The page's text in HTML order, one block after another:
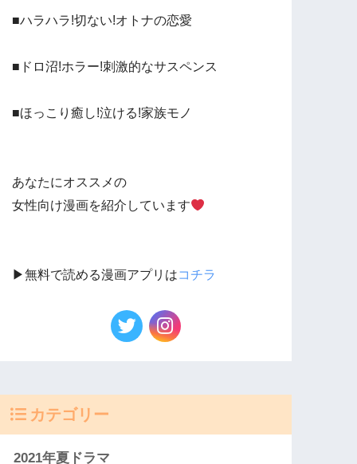
■ハラハラ!切ない!オトナの恋愛
■ドロ沼!ホラー!刺激的なサスペンス
■ほっこり癒し!泣ける!家族モノ
あなたにオススメの
女性向け漫画を紹介しています
▶︎無料で読める漫画アプリはコチラ
カテゴリー
2021年夏ドラマ